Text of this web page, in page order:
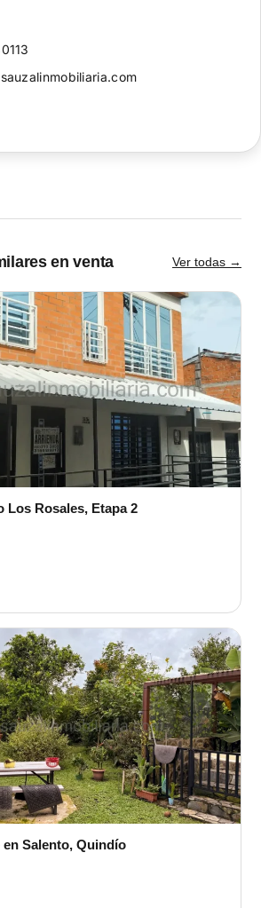
en venta Ver todas →
Los Rosales, Etapa 2
en Salento, Quindío